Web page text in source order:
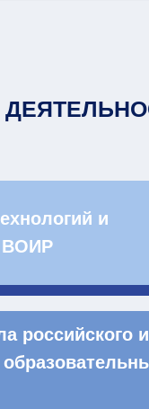
и
ВОИР
российского